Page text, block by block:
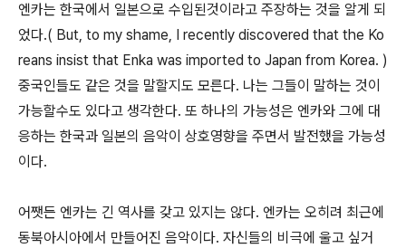
엔카는 한국에서 일본으로 수입된것이라고 주장하는 것을 알게 되
었다.( But, to my shame, I recently discovered that the Ko
reans insist that Enka was imported to Japan from Korea. )
중국인들도 같은 것을 말할지도 모른다. 나는 그들이 말하는 것이
가능할수도 있다고 생각한다. 또 하나의 가능성은 엔카와 그에 대
응하는 한국과 일본의 음악이 상호영향을 주면서 발전했을 가능성
이다.
어쨋든 엔카는 긴 역사를 갖고 있지는 않다. 엔카는 오히려 최근에
동북아시아에서 만들어진 음악이다. 자신들의 비극에 울고 싶거